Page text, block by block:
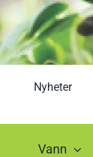
Nyheter
Vann